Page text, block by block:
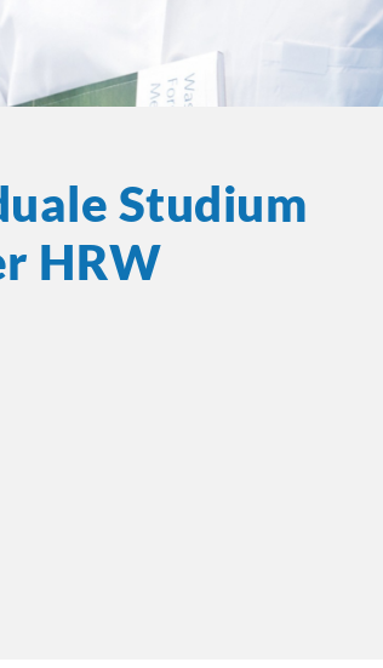
Studium
HRW